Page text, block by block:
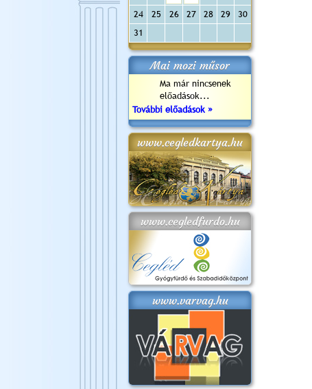
24
25 26 27 28 29
30
31
Mai mozi műsor
Ma már nincsenek
előadások...
További előadások »
www.cegledkartya.hu
www.cegledfurdo.hu
www.varvag.hu